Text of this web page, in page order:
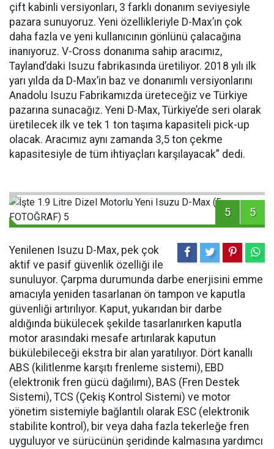
çift kabinli versiyonları, 3 farklı donanım seviyesiyle
pazara sunuyoruz. Yeni özellikleriyle D-Max’ın çok
daha fazla ve yeni kullanıcının gönlünü çalacağına
inanıyoruz. V-Cross donanıma sahip aracımız,
Tayland’daki Isuzu fabrikasında üretiliyor. 2018 yılı ilk
yarı yılda da D-Max’in baz ve donanımlı versiyonlarını
Anadolu Isuzu Fabrikamızda üreteceğiz ve Türkiye
pazarına sunacağız. Yeni D-Max, Türkiye’de seri olarak
üretilecek ilk ve tek 1 ton taşıma kapasiteli pick-up
olacak. Aracımız aynı zamanda 3,5 ton çekme
kapasitesiyle de tüm ihtiyaçları karşılayacak” dedi.
5 5
Yenilenen Isuzu D-Max, pek çok
aktif ve pasif güvenlik özelliği ile
sunuluyor. Çarpma durumunda darbe enerjisini emme
amacıyla yeniden tasarlanan ön tampon ve kaputla
güvenliği artırılıyor. Kaput, yukarıdan bir darbe
aldığında bükülecek şekilde tasarlanırken kaputla
motor arasındaki mesafe artırılarak kaputun
bükülebileceği ekstra bir alan yaratılıyor. Dört kanallı
ABS (kilitlenme karşıtı frenleme sistemi), EBD
(elektronik fren gücü dağılımı), BAS (Fren Destek
Sistemi), TCS (Çekiş Kontrol Sistemi) ve motor
yönetim sistemiyle bağlantılı olarak ESC (elektronik
stabilite kontrol), bir veya daha fazla tekerleğe fren
uyguluyor ve sürücünün şeridinde kalmasına yardımcı